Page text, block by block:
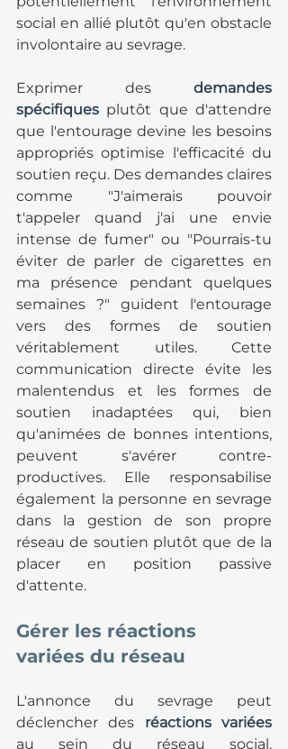
social en allié plutôt qu'en obstacle
involontaire au sevrage.
Exprimer des demandes
spécifiques plutôt que d'attendre
que l'entourage devine les besoins
appropriés optimise l'efficacité du
soutien reçu. Des demandes claires
comme "J'aimerais pouvoir
t'appeler quand j'ai une envie
intense de fumer" ou "Pourrais-tu
éviter de parler de cigarettes en
ma présence pendant quelques
semaines ?" guident l'entourage
vers des formes de soutien
véritablement utiles. Cette
communication directe évite les
malentendus et les formes de
soutien inadaptées qui, bien
qu'animées de bonnes intentions,
peuvent s'avérer contre-
productives. Elle responsabilise
également la personne en sevrage
dans la gestion de son propre
réseau de soutien plutôt que de la
placer en position passive
d'attente.
Gérer les réactions
variées du réseau
L'annonce du sevrage peut
déclencher des réactions variées
au sein du réseau social,